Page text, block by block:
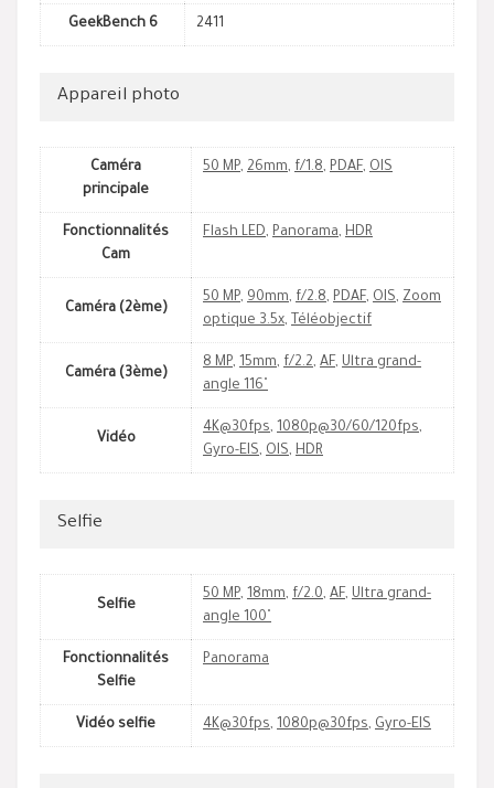
GeekBench 6 2411
Appareil photo
Caméra
principale
50 MP, 26mm, f/1.8, PDAF, OIS
Fonctionnalités
Cam
Flash LED, Panorama, HDR
Caméra (2ème)
50 MP, 90mm, f/2.8, PDAF, OIS, Zoom
optique 3.5x, Téléobjectif
Caméra (3ème)
8 MP, 15mm, f/2.2, AF, Ultra grand-
angle 116˚
Vidéo
4K@30fps, 1080p@30/60/120fps,
Gyro-EIS, OIS, HDR
Selfie
Selfie
50 MP, 18mm, f/2.0, AF, Ultra grand-
angle 100˚
Fonctionnalités
Selfie
Panorama
Vidéo selfie 4K@30fps, 1080p@30fps, Gyro-EIS